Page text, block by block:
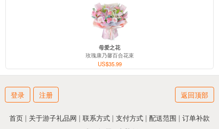
母爱之花
玫瑰康乃馨百合花束
US$35.99
登录 注册 返回顶部
首页 | 关于游子礼品网 | 联系方式 | 支付方式 | 配送范围 | 订单补款